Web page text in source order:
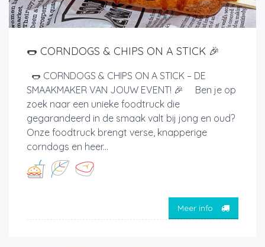
🌭 CORNDOGS & CHIPS ON A STICK 🎉
🌭 CORNDOGS & CHIPS ON A STICK – DE
SMAAKMAKER VAN JOUW EVENT! 🎉 Ben je op
zoek naar een unieke foodtruck die
gegarandeerd in de smaak valt bij jong en oud?
Onze foodtruck brengt verse, knapperige
corndogs en heer...
Meer info